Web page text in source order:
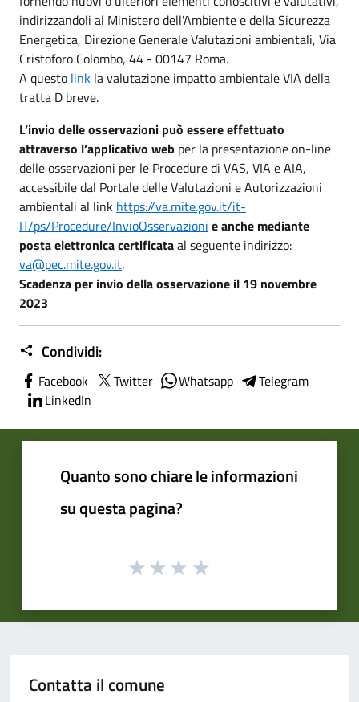
indirizzandoli al Ministero dell'Ambiente e della Sicurezza
Energetica, Direzione Generale Valutazioni ambientali, Via
Cristoforo Colombo, 44 - 00147 Roma.
A questo link la valutazione impatto ambientale VIA della
tratta D breve.
L’invio delle osservazioni può essere effettuato
attraverso l’applicativo web per la presentazione on-line
delle osservazioni per le Procedure di VAS, VIA e AIA,
accessibile dal Portale delle Valutazioni e Autorizzazioni
ambientali al link https://va.mite.gov.it/it-
IT/ps/Procedure/InvioOsservazioni e anche mediante
posta elettronica certificataal seguente indirizzo:
va@pec.mite.gov.it.
Scadenza per invio della osservazione il 19 novembre
2023
Condividi:
Facebook Twitter Whatsapp
Telegram
LinkedIn
Quanto sono chiare le informazioni
su questa pagina?
Contatta il comune